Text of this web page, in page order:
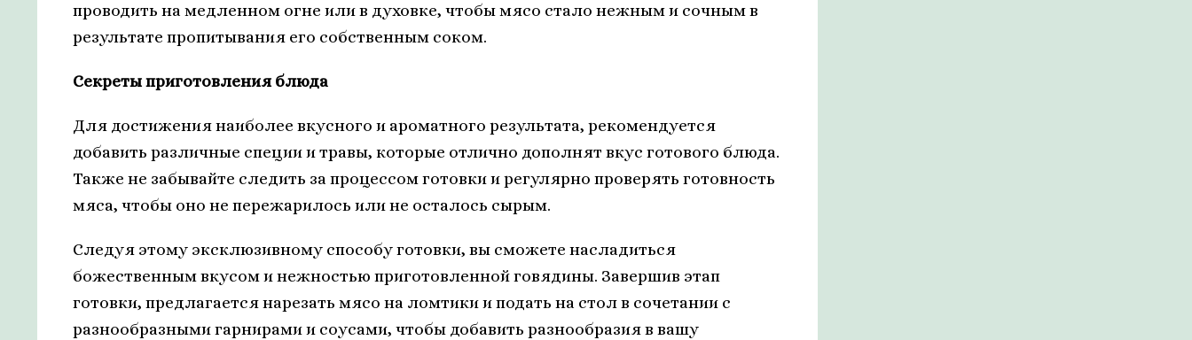
проводить на медленном огне или в духовке, чтобы мясо стало нежным и сочным в
результате пропитывания его собственным соком.
Секреты приготовления блюда
Для достижения наиболее вкусного и ароматного результата, рекомендуется
добавить различные специи и травы, которые отлично дополнят вкус готового блюда.
Также не забывайте следить за процессом готовки и регулярно проверять готовность
мяса, чтобы оно не пережарилось или не осталось сырым.
Следуя этому эксклюзивному способу готовки, вы сможете насладиться
божественным вкусом и нежностью приготовленной говядины. Завершив этап
готовки, предлагается нарезать мясо на ломтики и подать на стол в сочетании с
разнообразными гарнирами и соусами, чтобы добавить разнообразия в вашу